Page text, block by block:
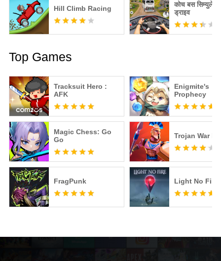
Hill Climb Racing
कोच बस
ड्राइव
Top Games
Tracksuit Hero :
AFK
Magic Chess: Go
Go
FragPunk
Enigmite's
Prophecy
Trojan War
Light No Fire